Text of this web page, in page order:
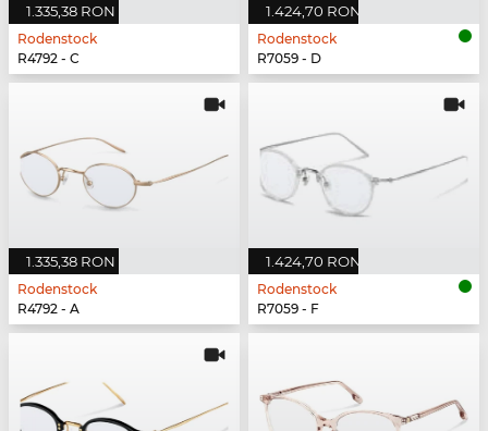
1.335,38 RON
Rodenstock
R4792 - C
1.424,70 RON
Rodenstock
R7059 - D
1.335,38 RON
Rodenstock
R4792 - A
1.424,70 RON
Rodenstock
R7059 - F